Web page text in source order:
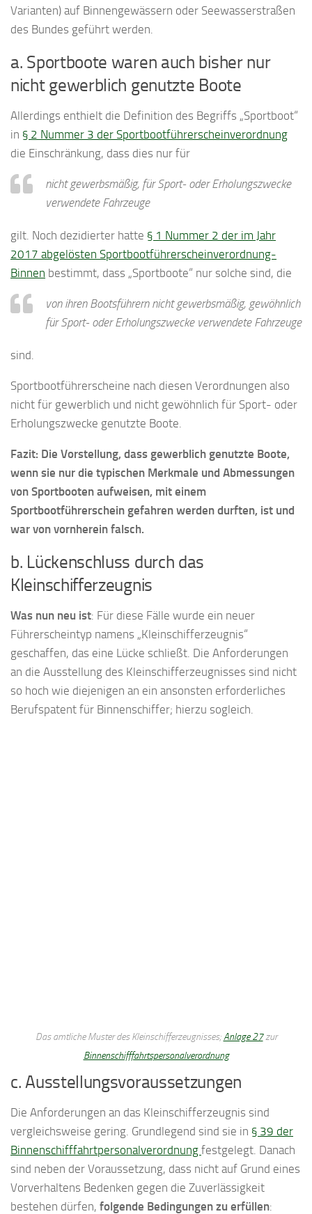
Varianten) auf Binnengewässern oder Seewasserstraßen
des Bundes geführt werden.
a. Sportboote waren auch bisher nur
nicht gewerblich genutzte Boote
Allerdings enthielt die Definition des Begriffs „Sportboot“
in § 2 Nummer 3 der Sportbootführerscheinverordnung
die Einschränkung, dass dies nur für
nicht gewerbsmäßig, für Sport- oder Erholungszwecke
verwendete Fahrzeuge
gilt. Noch dezidierter hatte § 1 Nummer 2 der im Jahr
2017 abgelösten Sportbootführerscheinverordnung-
Binnen bestimmt, dass „Sportboote“ nur solche sind, die
von ihren Bootsführern nicht gewerbsmäßig, gewöhnlich
für Sport- oder Erholungszwecke verwendete Fahrzeuge
sind.
Sportbootführerscheine nach diesen Verordnungen also
nicht für gewerblich und nicht gewöhnlich für Sport- oder
Erholungszwecke genutzte Boote.
Fazit: Die Vorstellung, dass gewerblich genutzte Boote,
wenn sie nur die typischen Merkmale und Abmessungen
von Sportbooten aufweisen, mit einem
Sportbootführerschein gefahren werden durften, ist und
war von vornherein falsch.
b. Lückenschluss durch das
Kleinschifferzeugnis
Was nun neu ist: Für diese Fälle wurde ein neuer
Führerscheintyp namens „Kleinschifferzeugnis“
geschaffen, das eine Lücke schließt. Die Anforderungen
an die Ausstellung des Kleinschifferzeugnisses sind nicht
so hoch wie diejenigen an ein ansonsten erforderliches
Berufspatent für Binnenschiffer; hierzu sogleich.
Das amtliche Muster des Kleinschifferzeugnisses;Anlage 27zur
Binnenschifffahrtspersonalverordnung
c. Ausstellungsvoraussetzungen
Die Anforderungen an das Kleinschifferzeugnis sind
vergleichsweise gering. Grundlegend sind sie in § 39 der
Binnenschifffahrtpersonalverordnung festgelegt. Danach
sind neben der Voraussetzung, dass nicht auf Grund eines
Vorverhaltens Bedenken gegen die Zuverlässigkeit
bestehen dürfen, folgende Bedingungen zu erfüllen: